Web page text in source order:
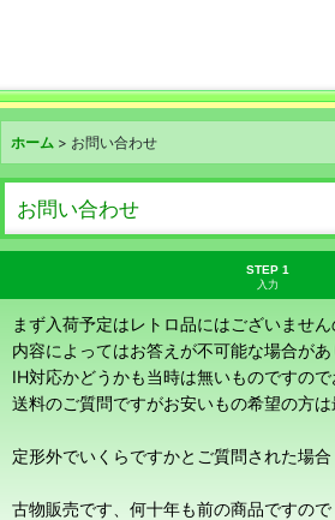
ホーム > お問い合わせ
お問い合わせ
STEP 1
入力
まず入荷予定はレトロ品にはございま
内容によってはお答えが不可能な場合が
IH対応かどうかも当時は無いものですので
送料のご質問ですがお安いもの希望の方
定形外でいくらですかとご質問された場
古物販売です、何十年も前の商品ですの